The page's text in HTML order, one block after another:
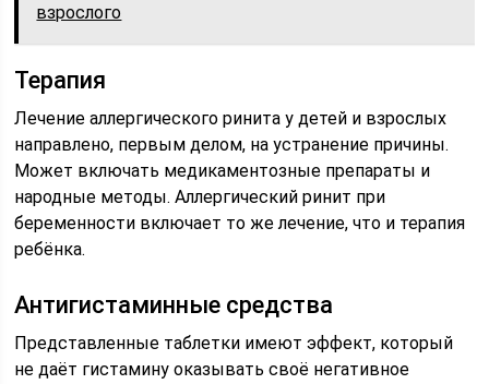
взрослого
Терапия
Лечение аллергического ринита у детей и взрослых
направлено, первым делом, на устранение причины.
Может включать медикаментозные препараты и
народные методы. Аллергический ринит при
беременности включает то же лечение, что и терапия
ребёнка.
Антигистаминные средства
Представленные таблетки имеют эффект, который
не даёт гистамину оказывать своё негативное